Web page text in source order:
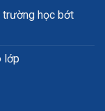
trường học bớt
lớp